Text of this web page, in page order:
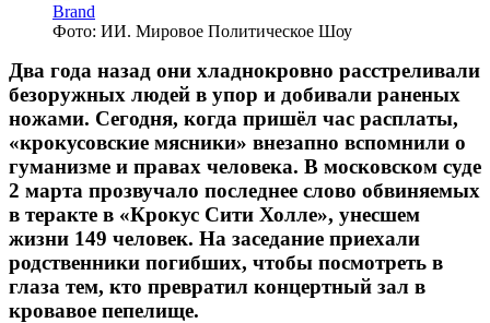
Brand
Фото: ИИ. Мировое Политическое Шоу
Два года назад они хладнокровно расстреливали
безоружных людей в упор и добивали раненых
ножами. Сегодня, когда пришёл час расплаты,
«крокусовские мясники» внезапно вспомнили о
гуманизме и правах человека. В московском суде
2 марта прозвучало последнее слово обвиняемых
в теракте в «Крокус Сити Холле», унесшем
жизни 149 человек. На заседание приехали
родственники погибших, чтобы посмотреть в
глаза тем, кто превратил концертный зал в
кровавое пепелище.